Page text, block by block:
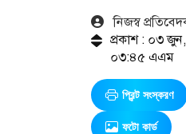
নিজস্ব
প্রকাশ : ০৩
০৩:৪৫ এএম
প্রিন্ট সংস্করণ
ফটো কার্ড